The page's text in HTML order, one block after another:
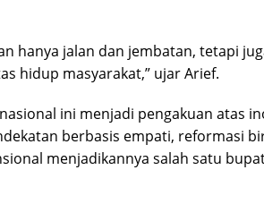
hanya jalan dan jembatan, tetapi
hidup masyarakat,” ujar Arief.
ini menjadi pengakuan atas
berbasis empati, reformasi
menjadikannya salah satu